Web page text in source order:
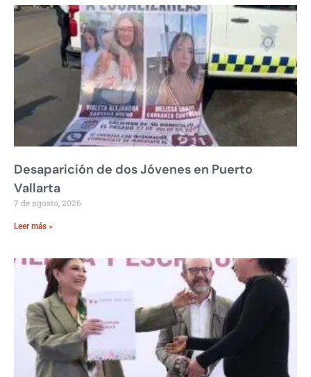
Desaparición de dos Jóvenes en Puerto
Vallarta
7 de agosto, 2026
Leer más »